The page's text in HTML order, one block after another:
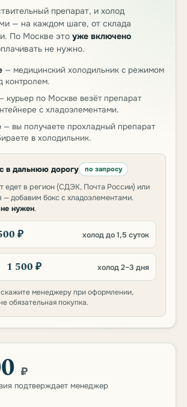
препарат, и холод
— на каждом шаге, от склада
По Москве это уже включено
не нужно.
— медицинский холодильник с режимом
контролем.
курьер по Москве везёт препарат
с хладоэлементами.
— вы получаете прохладный препарат
в холодильник.
в дальнюю дорогу по запросу
едет в регион (СДЭК, Почта России) или
— добавим бокс с хладоэлементами.
не нужен.
₽ холод до 1,5 суток
1 500 ₽ холод 2–3 дня
менеджеру при оформлении,
обязательная покупка.
₽
подтверждает менеджер